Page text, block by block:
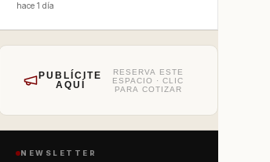
hace 1 día
PUBLÍCITE
AQUÍ
RESERVA ESTE
ESPACIO · CLIC
PARA COTIZAR
NEWSLETTER